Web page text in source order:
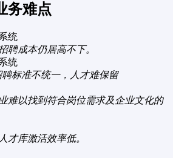
务难点
聘成本仍居高不下。
聘标准不统一，人才难保留
难以找到符合岗位需求及企业文化的
才库激活效率低。